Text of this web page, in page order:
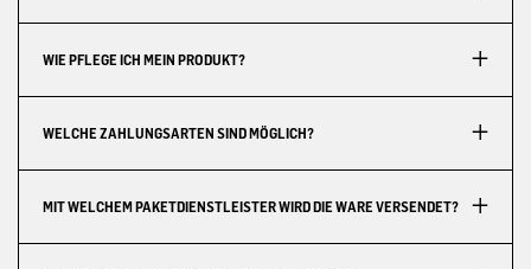
WIE PFLEGE ICH MEIN PRODUKT?
WELCHE ZAHLUNGSARTEN SIND MÖGLICH?
MIT WELCHEM PAKETDIENSTLEISTER WIRD DIE WARE VERSENDET?